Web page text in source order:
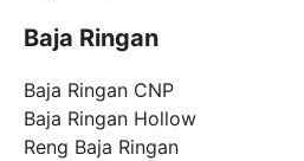
Baja Ringan
Baja Ringan CNP
Baja Ringan Hollow
Reng Baja Ringan